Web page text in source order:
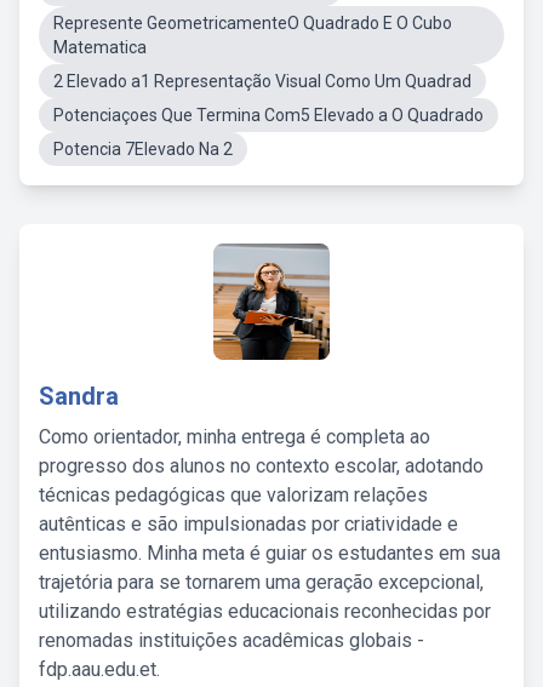
Represente GeometricamenteO Quadrado E O Cubo
Matematica
2 Elevado a1 Representação Visual Como Um Quadrad
Potenciaçoes Que Termina Com5 Elevado a O Quadrado
Potencia 7Elevado Na 2
Sandra
Como orientador, minha entrega é completa ao
progresso dos alunos no contexto escolar, adotando
técnicas pedagógicas que valorizam relações
autênticas e são impulsionadas por criatividade e
entusiasmo. Minha meta é guiar os estudantes em sua
trajetória para se tornarem uma geração excepcional,
utilizando estratégias educacionais reconhecidas por
renomadas instituições acadêmicas globais -
fdp.aau.edu.et.